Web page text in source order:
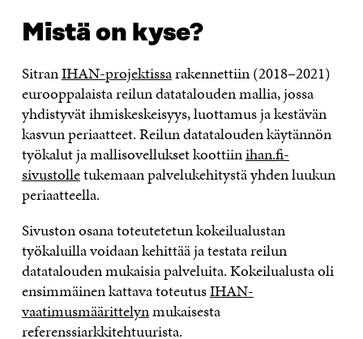
Mistä on kyse?
SitranIHAN-projektissarakennettiin (2018–2021)
eurooppalaista reilun datatalouden mallia, jossa
yhdistyvät ihmiskeskeisyys, luottamus ja kestävän
kasvun periaatteet. Reilun datatalouden käytännön
työkalut ja mallisovellukset koottiinihan.fi-
sivustolletukemaan palvelukehitystä yhden luukun
periaatteella.
Sivuston osana toteutetetun kokeilualustan
työkaluilla voidaan kehittää ja testata reilun
datatalouden mukaisia palveluita. Kokeilualusta oli
ensimmäinen kattava toteutusIHAN-
vaatimusmäärittelynmukaisesta
referenssiarkkitehtuurista.